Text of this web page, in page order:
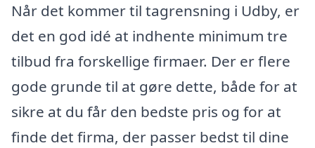
Når det kommer til tagrensning i Udby, er
det en god idé at indhente minimum tre
tilbud fra forskellige firmaer. Der er flere
gode grunde til at gøre dette, både for at
sikre at du får den bedste pris og for at
finde det firma, der passer bedst til dine